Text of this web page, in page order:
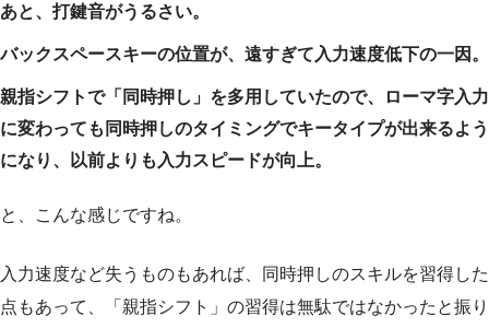
あと、打鍵音がうるさい。
バックスペースキーの位置が、遠すぎて入力速度低下の一因。
親指シフトで「同時押し」を多用していたので、ローマ字入力
に変わっても同時押しのタイミングでキータイプが出来るよう
になり、以前よりも入力スピードが向上。
と、こんな感じですね。
入力速度など失うものもあれば、同時押しのスキルを習得した
点もあって、「親指シフト」の習得は無駄ではなかったと振り